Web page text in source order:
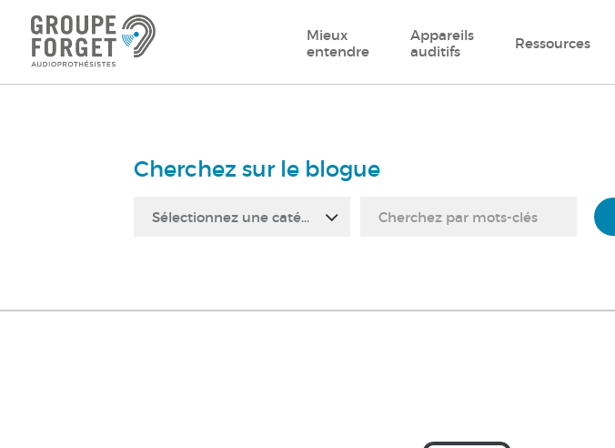
Mieux
entendre
Appareils
auditifs
Ressources
Cherchez sur le blogue
Sélectionnez une catégorie